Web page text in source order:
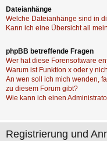
Dateianhänge
Welche Dateianhänge sind in
Kann ich eine Übersicht all
phpBB betreffende Fragen
Wer hat diese Forensoftware
Warum ist Funktion x oder y
An wen soll ich mich wenden,
zu diesem Forum gibt?
Wie kann ich einen
Registrierung und